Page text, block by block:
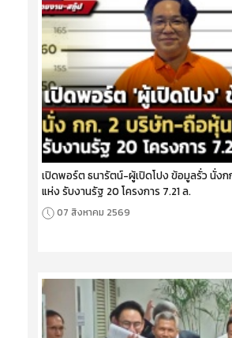
เปิดพอร์ต ธนารัตน์-ผู้เปิดโปง ข้อมูลรั่ว นั่งก
แห่ง รับงานรัฐ 20 โครงการ 7.21 ล.
07 สิงหาคม 2569